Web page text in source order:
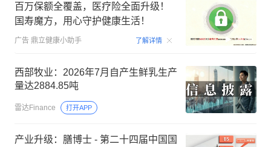
百万保额全覆盖，医疗险全面升级！
国寿魔方，用心守护健康生活！
广告 鼎立健康小助手 了解详情 00:06
西部牧业：2026年7月自产生鲜乳生产
量达2884.85吨
雷达Finance 打开APP
产业升级：膳博士 - 第二十四届中国国